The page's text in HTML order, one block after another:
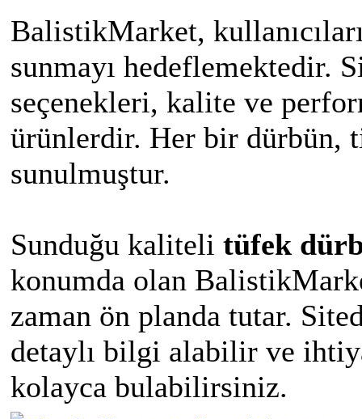
BalistikMarket,
sunmayı hedeflemektedir.
seçenekleri, kalite ve
ürünlerdir. Her bir dürbün,
sunulmuştur.
Sunduğu kaliteli tüfek
konumda olan
zaman ön planda tutar.
detaylı bilgi alabilir ve
kolayca bulabilirsiniz.